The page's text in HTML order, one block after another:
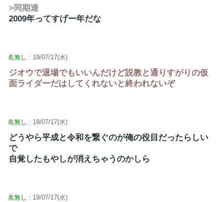
>同期達
2009年ってすげー年だな
名無し : 19/07/17(水)
ジオウで退場でもいいんだけど説教と通りすがりの仮
面ライダーだはしてくれないと終われないぞ
名無し : 19/07/17(水)
どうやら平成と令和を繋ぐのが俺の役目だったらしい
で
自覚したもやしが消えちゃうのかしら
名無し : 19/07/17(水)